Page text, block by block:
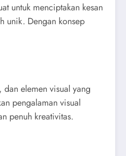
untuk menciptakan kesan
unik. Dengan konsep
elemen visual yang
pengalaman visual
penuh kreativitas.